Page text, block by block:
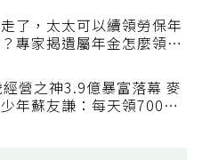
鍋開始沾鍋怎麼辦？日本專
1招有望「起死回生」，5情
大附醫入選《Newsweek》
全球最佳綠色醫院250強